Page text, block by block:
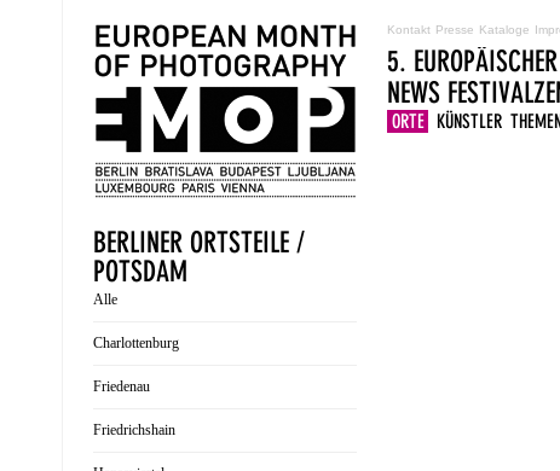
Kontakt Presse Kataloge
5.
NEWS
ORTE KÜNSTLER
BERLINER ORTSTEILE /
POTSDAM
Alle
Charlottenburg
Friedenau
Friedrichshain